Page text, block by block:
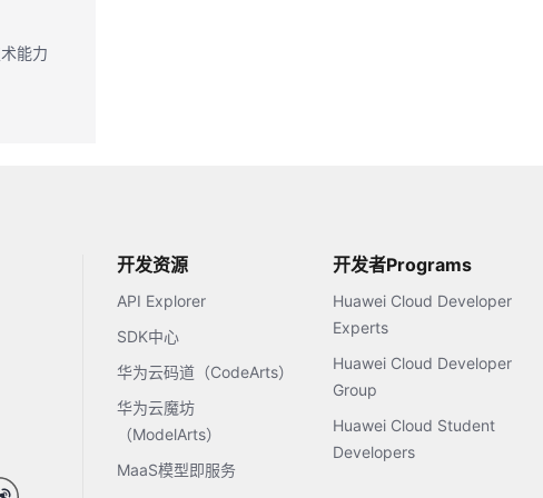
开发资源
API Explorer
SDK中心
华为云码道（CodeArts）
华为云魔坊
（ModelArts）
MaaS模型即服务
开发者Programs
Huawei Cloud Developer
Experts
Huawei Cloud Developer
Group
Huawei Cloud Student
Developers